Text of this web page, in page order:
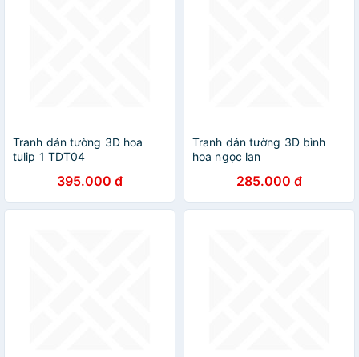
Tranh dán tường 3D hoa
tulip 1 TDT04
395.000 đ
Tranh dán tường 3D bình
hoa ngọc lan
285.000 đ